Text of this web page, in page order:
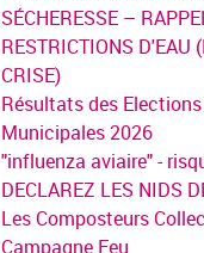
SÉCHERESSE –
RESTRICTIONS D'EAU
CRISE)
Résultats des Elections
Municipales 2026
"influenza aviaire" -
DECLAREZ LES NIDS
Les Composteurs
Campagne Feu